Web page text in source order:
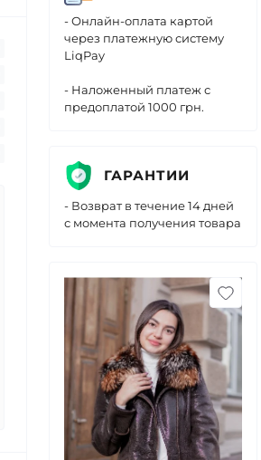
- Онлайн-оплата картой
через платежную систему
LiqPay
- Наложенный платеж с
предоплатой 1000 грн.
ГАРАНТИИ
- Возврат в течение 14 дней
с момента получения товара